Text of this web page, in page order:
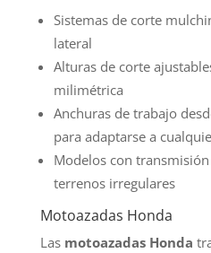
Sistemas de corte
lateral
Alturas de corte
milimétrica
Anchuras de trabajo
para adaptarse a
Modelos con
terrenos irregulares
Motoazadas Honda
Las motoazadas Honda